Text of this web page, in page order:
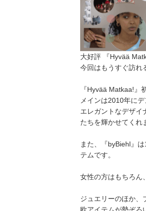
大好評 『Hyvää
今回はもうすぐ訪れ
『Hyvää Matkaa!』
メインは2010年に
エレガントなデザイ
たちを輝かせてくれ
また、『byBiehl』
テムです。
女性の方はもちろん
ジュエリーのほか、